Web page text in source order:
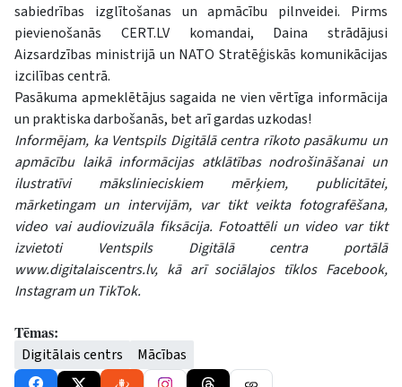
sabiedrības izglītošanas un apmācību pilnveidei. Pirms
pievienošanās CERT.LV komandai, Daina strādājusi
Aizsardzības ministrijā un NATO Stratēģiskās komunikācijas
izcilības centrā.
Pasākuma apmeklētājus sagaida ne vien vērtīga informācija
un praktiska darbošanās, bet arī gardas uzkodas!
Informējam, ka Ventspils Digitālā centra rīkoto pasākumu un
apmācību laikā informācijas atklātības nodrošināšanai un
ilustratīvi mākslinieciskiem mērķiem, publicitātei,
mārketingam un intervijām, var tikt veikta fotografēšana,
video vai audiovizuāla fiksācija. Fotoattēli un video var tikt
izvietoti Ventspils Digitālā centra portālā
www.digitalaiscentrs.lv, kā arī sociālajos tīklos Facebook,
Instagram un TikTok.
Tēmas:
Digitālais centrs Mācības